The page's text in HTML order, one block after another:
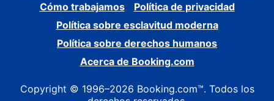
Cómo trabajamos
Política de privacidad
Política sobre esclavitud moderna
Política sobre derechos humanos
Acerca de Booking.com
Copyright © 1996–2026 Booking.com™. Todos los